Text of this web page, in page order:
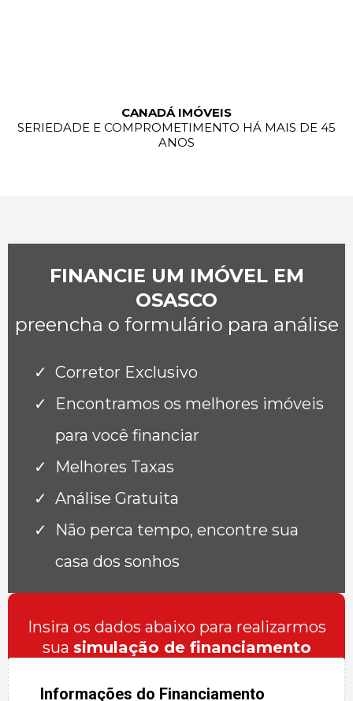
CANADÁ IMÓVEIS
SERIEDADE E COMPROMETIMENTO HÁ MAIS DE 45
ANOS
FINANCIE UM IMÓVEL EM
OSASCO
preencha o formulário para análise
Corretor Exclusivo
Encontramos os melhores imóveis
para você financiar
Melhores Taxas
Análise Gratuita
Não perca tempo, encontre sua
casa dos sonhos
Insira os dados abaixo para realizarmos
sua simulação de financiamento
Informações do Financiamento